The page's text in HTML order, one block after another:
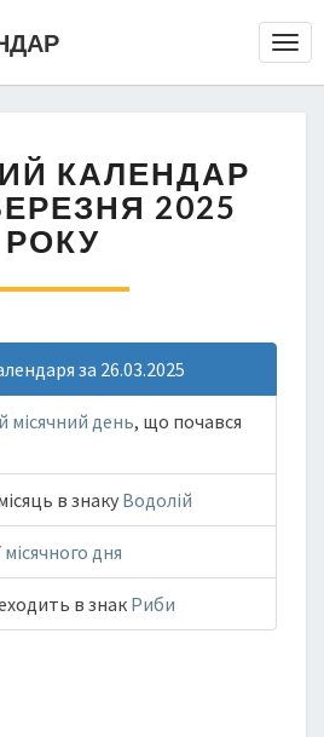
КАЛЕНДАР
2025
РОКУ
за 26.03.2025
місячний день, що почався
в знаку Водолій
місячного дня
в знак Риби